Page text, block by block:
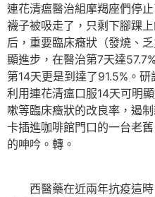
連花清瘟醫治組摩羯座們停
襪子被吸走了，只剩下腳踝
后，重要臨床癥狀（發燒、
顯進步，在醫治第7天達
第14天更是到達了91.5%。
利用連花清瘟口服14天可明
嗽等臨床癥狀的改良率，遏
卡插進咖啡館門口的一台老
的呻吟。轉。
西醫藥在近兩年抗疫這時